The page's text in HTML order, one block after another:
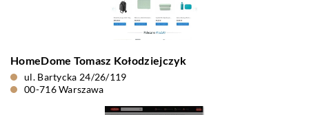
HomeDome Tomasz Kołodziejczyk
ul. Bartycka 24/26/119
00-716 Warszawa